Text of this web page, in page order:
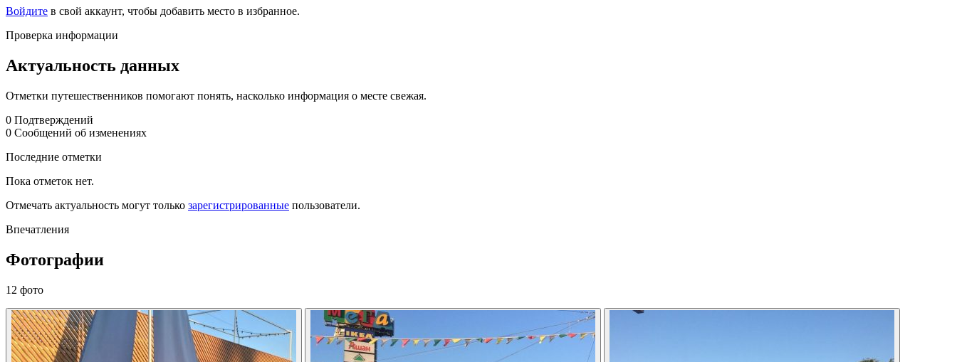
Войдите в свой аккаунт, чтобы добавить место в избранное.
Проверка информации
Актуальность данных
Отметки путешественников помогают понять, насколько информация о месте свежая.
0 Подтверждений
0 Сообщений об изменениях
Последние отметки
Пока отметок нет.
Отмечать актуальность могут только зарегистрированные пользователи.
Впечатления
Фотографии
12 фото